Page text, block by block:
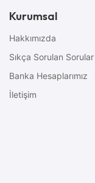
Kurumsal
Hakkımızda
Sıkça Sorulan Sorular
Banka Hesaplarımız
İletişim